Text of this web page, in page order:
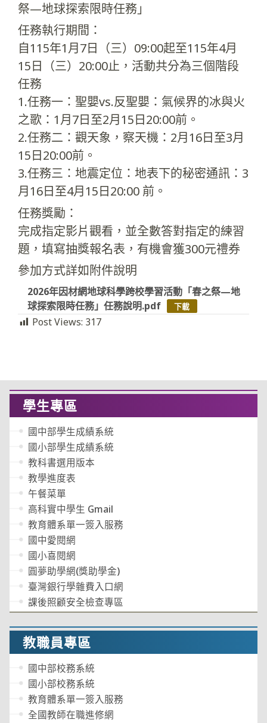
祭—地球探索限時任務」
任務執行期間：
自115年1月7日（三）09:00起至115年4月
15日（三）20:00止，活動共分為三個階段
任務
1.任務一：聖嬰vs.反聖嬰：氣候界的冰與火
之歌：1月7日至2月15日20:00前。
2.任務二：觀天象，察天機：2月16日至3月
15日20:00前。
3.任務三：地震定位：地表下的秘密通訊：3
月16日至4月15日20:00 前。
任務獎勵：
完成指定影片觀看，並全數答對指定的練習
題，填寫抽獎報名表，有機會獲300元禮券
參加方式詳如附件說明
2026年因材網地球科學跨校學習活動「春之祭—地
球探索限時任務」任務說明.pdf
下載
Post Views: 317
學生專區
國中部學生成績系統
國小部學生成績系統
教科書選用版本
教學進度表
午餐菜單
高科實中學生 Gmail
教育體系單一簽入服務
國中愛閱網
國小喜閱網
圓夢助學網(獎助學金)
臺灣銀行學雜費入口網
課後照顧安全檢查專區
教職員專區
國中部校務系統
國小部校務系統
教育體系單一簽入服務
全國教師在職進修網